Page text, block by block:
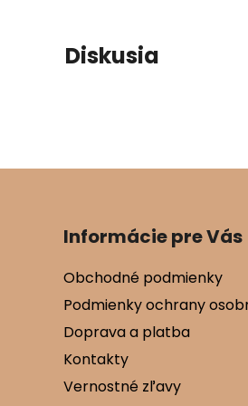
Diskusia
Informácie pre Vás
Obchodné podmienky
Podmienky ochrany
Doprava a platba
Kontakty
Vernostné zľavy